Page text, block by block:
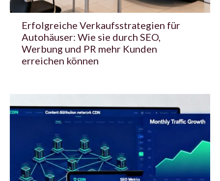
Erfolgreiche Verkaufsstrategien für
Autohäuser: Wie sie durch SEO,
Werbung und PR mehr Kunden
erreichen können